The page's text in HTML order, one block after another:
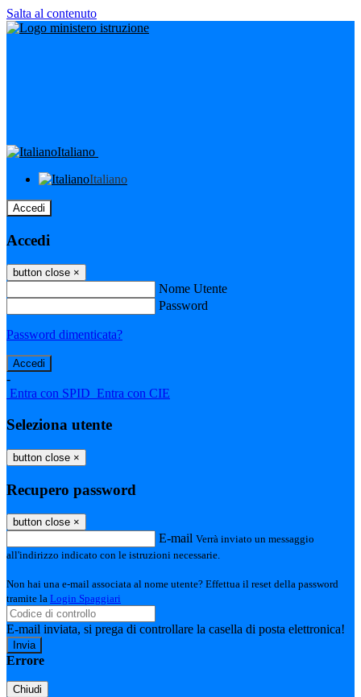
Salta al contenuto
Italiano
Italiano
Accedi
Accedi
button close ×
Nome Utente
Password
Password dimenticata?
-
Entra con SPID Entra con CIE
Seleziona utente
button close ×
Recupero password
button close ×
E-mail Verrà inviato un messaggio
all'indirizzo indicato con le istruzioni necessarie.
Non hai una e-mail associata al nome utente? Effettua il reset della password
tramite la Login Spaggiari
E-mail inviata, si prega di controllare la casella di posta elettronica!
Errore
Chiudi